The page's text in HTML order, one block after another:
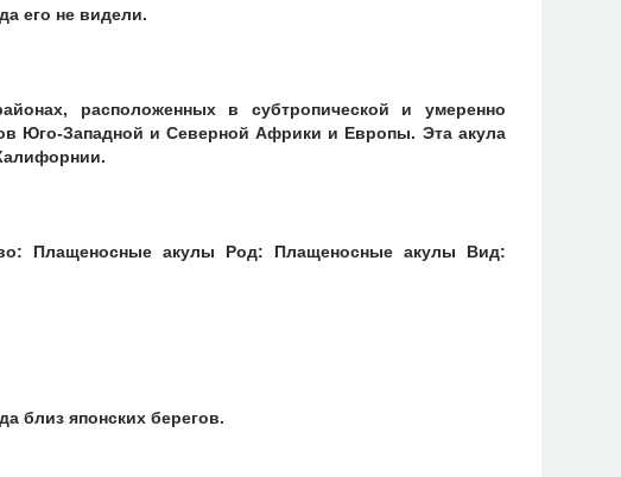
его не видели.
расположенных в субтропической и умеренно
Юго-Западной и Северной Африки и Европы. Эта акула
Плащеносные акулы Род: Плащеносные акулы Вид:
близ японских берегов.